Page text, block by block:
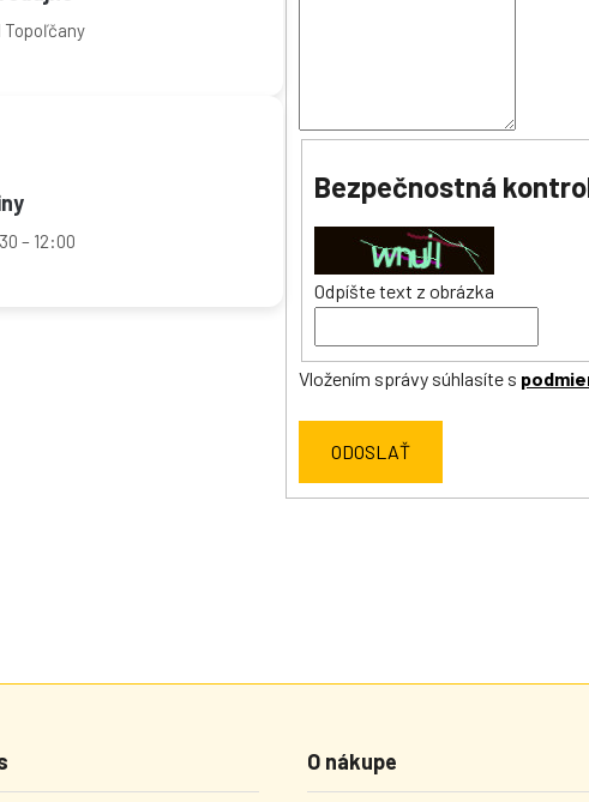
Topoľčany
– 12:00
Bezpečnostná
Odpíšte text z obrázka
Vložením správy súhlasíte s
ODOSLAŤ
O nákupe